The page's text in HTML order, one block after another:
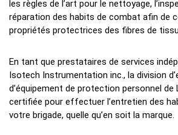
les règles de l’art pour le nettoyage,
réparation des habits de combat afin de
propriétés protectrices des fibres de
En tant que prestataires de services
Isotech Instrumentation inc., la division
d’équipement de protection personnel de
certifiée pour effectuer l’entretien des
votre brigade, quelle qu’en soit la marque.